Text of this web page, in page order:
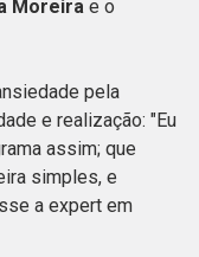
Moreira e o
pela
e realização: "Eu
assim; que
simples, e
a expert em